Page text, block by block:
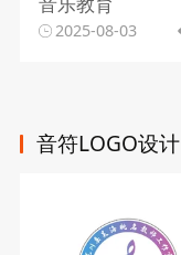
2025-08-03
音符LOGO设计